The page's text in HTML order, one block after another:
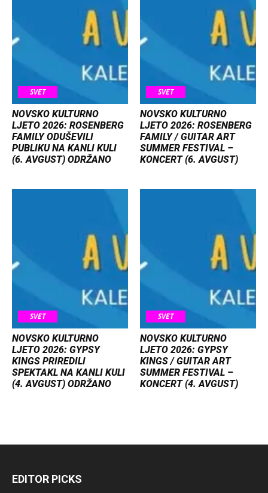
SVET
NOVSKO KULTURNO
LJETO 2026: ROSENBERG
FAMILY ODUŠEVILI
PUBLIKU NA KANLI KULI
(6. AVGUST) ODRŽANO
SVET
NOVSKO KULTURNO
LJETO 2026: ROSENBERG
FAMILY / GUITAR ART
SUMMER FESTIVAL –
KONCERT (6. AVGUST)
SVET
NOVSKO KULTURNO
LJETO 2026: GYPSY
KINGS PRIREDILI
SPEKTAKL NA KANLI KULI
(4. AVGUST) ODRŽANO
SVET
NOVSKO KULTURNO
LJETO 2026: GYPSY
KINGS / GUITAR ART
SUMMER FESTIVAL –
KONCERT (4. AVGUST)
EDITOR PICKS